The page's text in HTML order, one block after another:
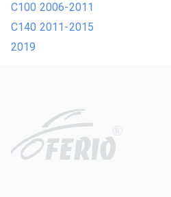
С100 2006-2011
С140 2011-2015
2019
R